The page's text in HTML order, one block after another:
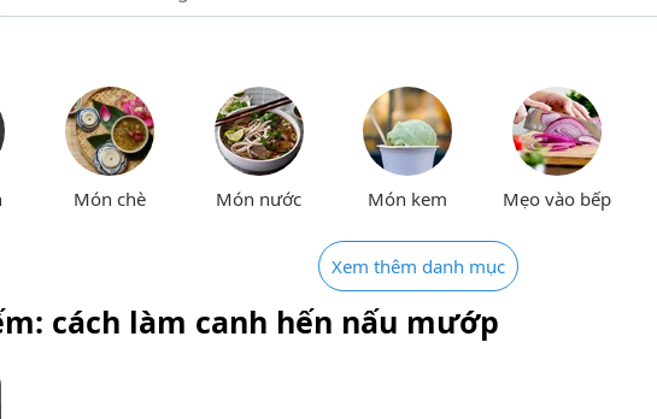
Món chè Món nước Món kem Mẹo vào bếp
Xem thêm danh mục
cách làm canh hến nấu mướp